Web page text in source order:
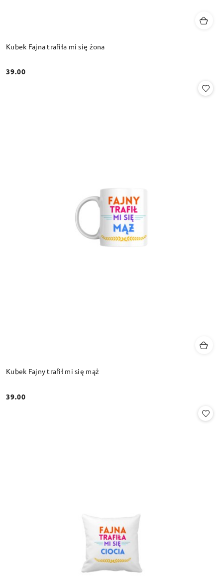
Kubek Fajna trafiła mi się żona
Cena:
39.00
Kubek Fajny trafił mi się mąż
Cena:
39.00